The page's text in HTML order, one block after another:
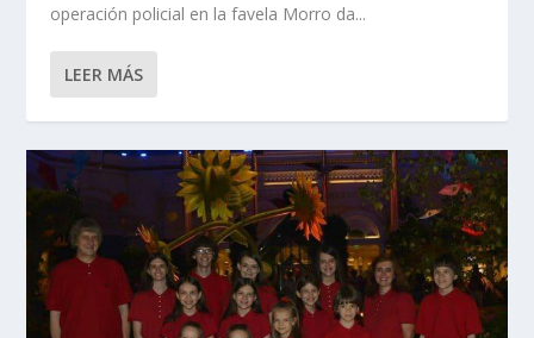
operación policial en la favela Morro da...
LEER MÁS